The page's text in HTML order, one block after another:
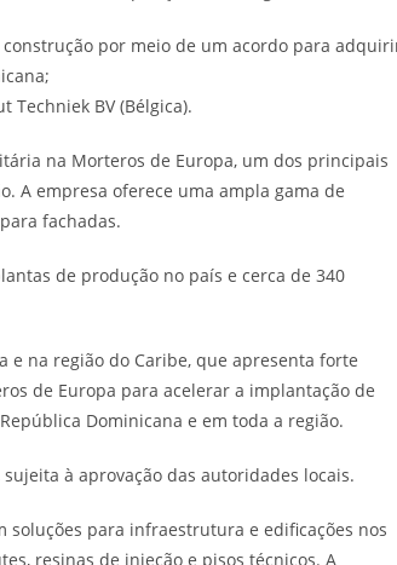
por meio de um acordo para
Techniek BV (Bélgica).
na Morteros de Europa, um dos principais
A empresa oferece uma ampla gama de
fachadas.
de produção no país e cerca de 340
e na região do Caribe, que apresenta forte
de Europa para acelerar a implantação de
Dominicana e em toda a região.
à aprovação das autoridades locais.
soluções para infraestrutura e edificações nos
resinas de injeção e pisos técnicos. A